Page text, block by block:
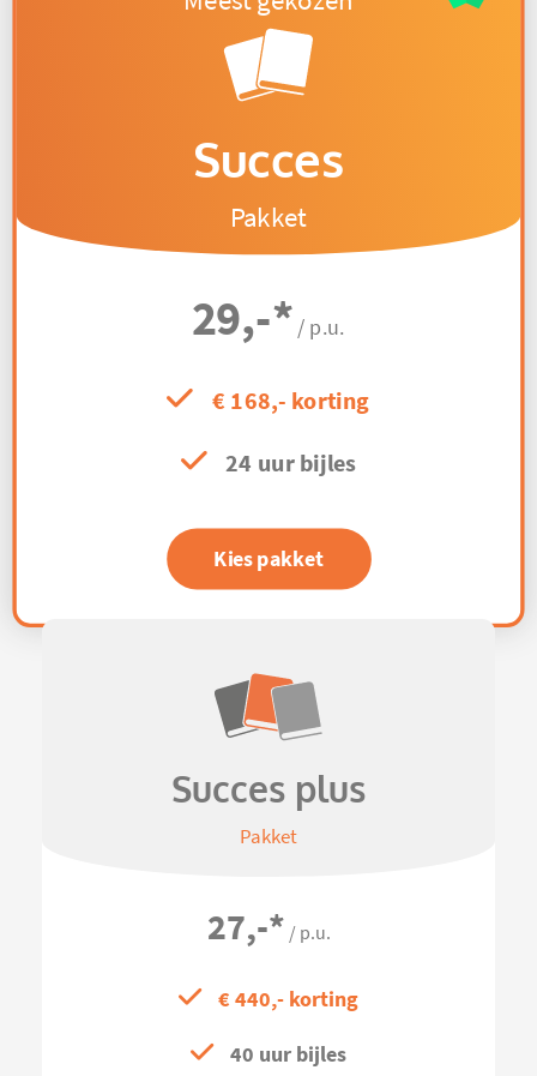
Succes
Pakket
29,-* / p.u.
€ 168,- korting
24 uur bijles
Kies pakket
Succes plus
Pakket
27,-* / p.u.
€ 440,- korting
40 uur bijles